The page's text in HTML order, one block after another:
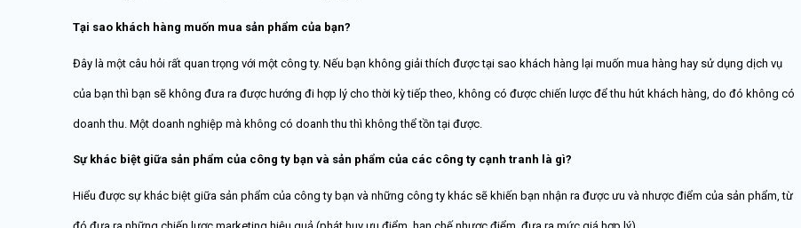
Tại sao khách hàng muốn mua sản phẩm của bạn?
Đây là một câu hỏi rất quan trọng với một công ty. Nếu bạn không giải thích được tại sao khách hàng lại muốn mua hàng hay sử dụng dịch vụ
của bạn thì bạn sẽ không đưa ra được hướng đi hợp lý cho thời kỳ tiếp theo, không có được chiến lược để thu hút khách hàng, do đó không có
doanh thu. Một doanh nghiệp mà không có doanh thu thì không thể tồn tại được.
Sự khác biệt giữa sản phẩm của công ty bạn và sản phẩm của các công ty cạnh tranh là gì?
Hiểu được sự khác biệt giữa sản phẩm của công ty bạn và những công ty khác sẽ khiến bạn nhận ra được ưu và nhược điểm của sản phẩm, từ
đó đưa ra những chiến lược marketing hiệu quả (phát huy ưu điểm, hạn chế nhược điểm, đưa ra mức giá hợp lý).